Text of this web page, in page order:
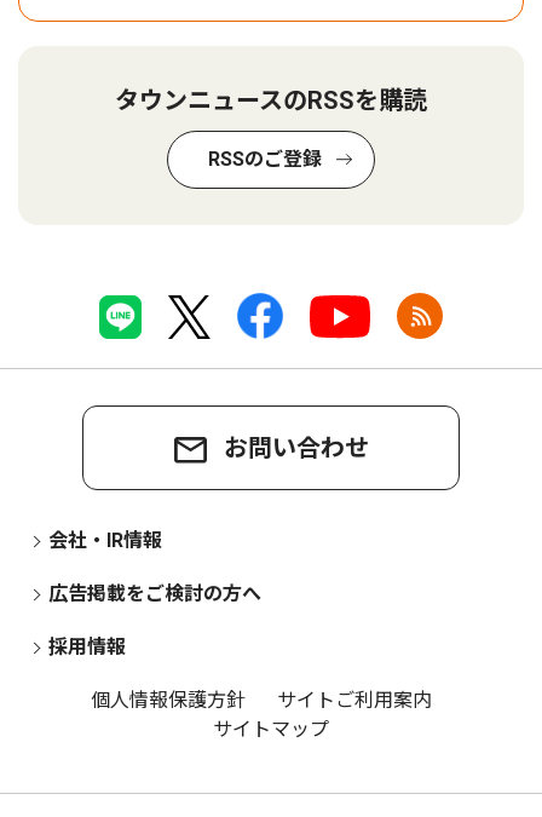
タウンニュースのRSSを購読
RSSのご登録
お問い合わせ
会社・IR情報
広告掲載をご検討の方へ
採用情報
個人情報保護方針
サイトご利用案内
サイトマップ